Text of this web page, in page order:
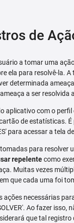
de
a tomar uma
ela para resolvê-la.
determinada
a ser
aplicativo com o
de estatísticas.
para acessar a tela
para resolver
repelentecomo
Muitas vezes
que cada uma foi
ações necessárias
Ao fazer
que tal